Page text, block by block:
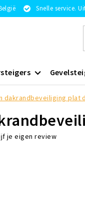
Snelle service.
dakrandbeveiliging plat
je eigen review